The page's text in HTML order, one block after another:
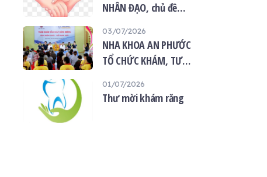
NHÂN ĐẠO, chủ đề
mùa Vu lan”
03/07/2026
NHA KHOA AN PHƯỚC
TỔ CHỨC KHÁM, TƯ
MIỆNG MIỄN PHÍ TẠI
01/07/2026
Thư mời khám răng